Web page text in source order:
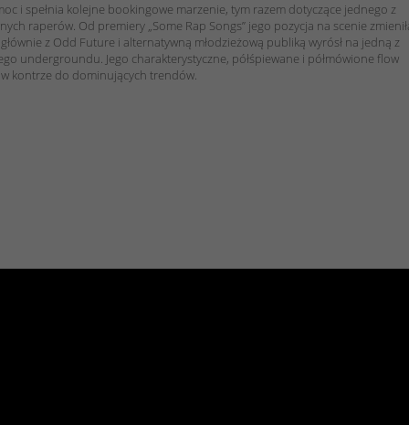
i spełnia kolejne bookingowe marzenie, tym razem dotyczące jednego z
raperów. Od premiery „Some Rap Songs” jego pozycja na scenie
z Odd Future i alternatywną młodzieżową publiką wyrósł na jedną z
undergroundu. Jego charakterystyczne, półśpiewane i półmówione flow
kontrze do dominujących trendów.